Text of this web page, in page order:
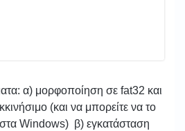
α) μορφοποίηση σε fat32 και
(και να μπορείτε να το
στα Windows) β) εγκατάσταση